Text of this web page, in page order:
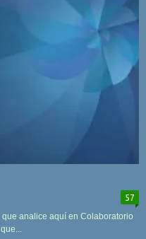
57
analice aquí en Colaboratorio